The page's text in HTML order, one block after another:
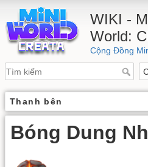
WIKI -
World:
Cộng Đồng
Thanh bên
Bóng Dung